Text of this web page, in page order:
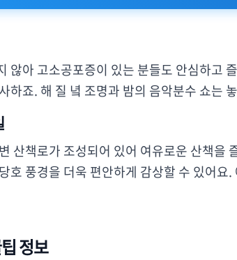
않아 고소공포증이 있는 분들도 안심하고
하죠. 해 질 녘 조명과 밤의 음악분수 쇼는
산책로가 조성되어 있어 여유로운 산책을
호 풍경을 더욱 편안하게 감상할 수 있어요.
정보